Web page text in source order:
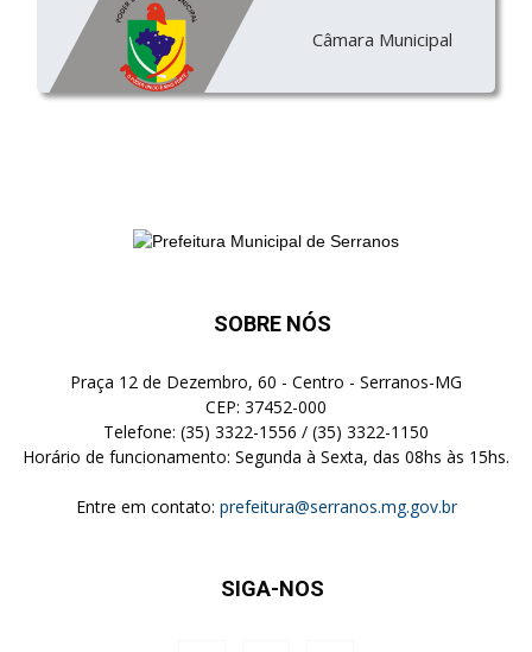
Câmara Municipal
SOBRE NÓS
Praça 12 de Dezembro, 60 - Centro - Serranos-MG
CEP: 37452-000
Telefone: (35) 3322-1556 / (35) 3322-1150
Horário de funcionamento: Segunda à Sexta, das 08hs às 15hs.
Entre em contato: prefeitura@serranos.mg.gov.br
SIGA-NOS